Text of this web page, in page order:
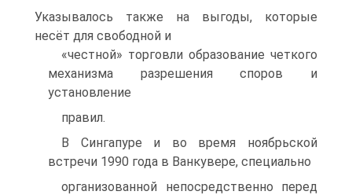
Указывалось также на выгоды, которые
несёт для свободной и
«честной» торговли образование четкого
механизма разрешения споров и
установление
правил.
В Сингапуре и во время ноябрьской
встречи 1990 года в Ванкувере, специально
организованной непосредственно перед